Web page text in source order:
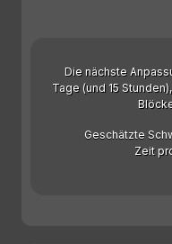
Die nächste
Tage (und 15
Geschätzte
Zeit